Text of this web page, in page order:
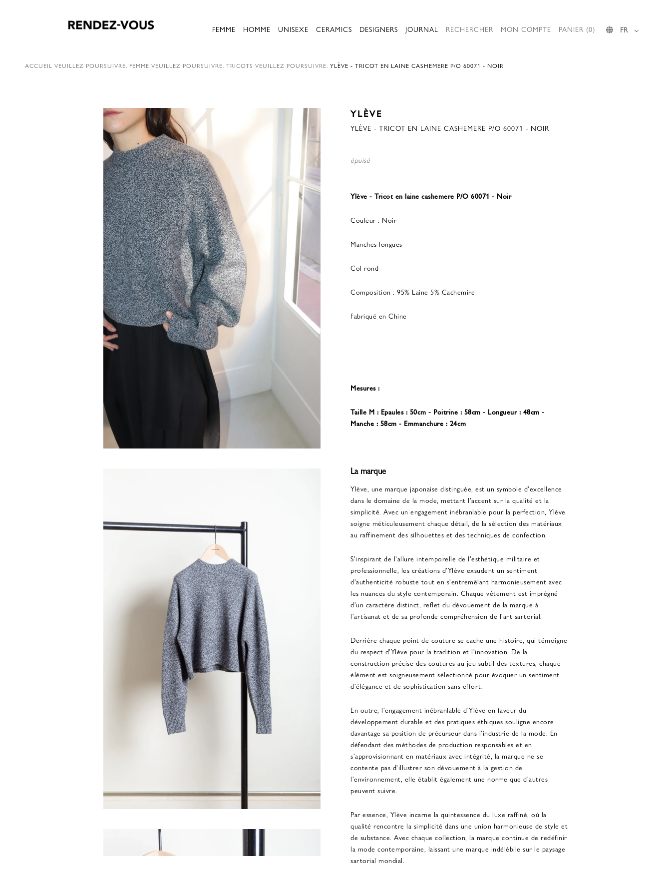
FEMME HOMME UNISEXE CERAMICS DESIGNERS JOURNAL RECHERCHER MON COMPTE PANIER (0) FR
ACCUEIL VEUILLEZ POURSUIVRE. FEMME VEUILLEZ POURSUIVRE. TRICOTS VEUILLEZ POURSUIVRE. YLÈVE - TRICOT EN LAINE CASHEMERE P/O 60071 - NOIR
YLÈVE
YLÈVE - TRICOT EN LAINE CASHEMERE P/O 60071 - NOIR
épuisé
Ylève - Tricot en laine cashemere P/O 60071 - Noir
Couleur : Noir
Manches longues
Col rond
Composition : 95% Laine 5% Cachemire
Fabriqué en Chine
Mesures :
Taille M : Epaules : 50cm - Poitrine : 58cm - Longueur : 48cm -
Manche : 58cm - Emmanchure : 24cm
La marque
Ylève, une marque japonaise distinguée, est un symbole d'excellence
dans le domaine de la mode, mettant l'accent sur la qualité et la
simplicité. Avec un engagement inébranlable pour la perfection, Ylève
soigne méticuleusement chaque détail, de la sélection des matériaux
au raffinement des silhouettes et des techniques de confection.
S'inspirant de l'allure intemporelle de l'esthétique militaire et
professionnelle, les créations d'Ylève exsudent un sentiment
d'authenticité robuste tout en s'entremêlant harmonieusement avec
les nuances du style contemporain. Chaque vêtement est imprégné
d'un caractère distinct, reflet du dévouement de la marque à
l'artisanat et de sa profonde compréhension de l'art sartorial.
Derrière chaque point de couture se cache une histoire, qui témoigne
du respect d'Ylève pour la tradition et l'innovation. De la
construction précise des coutures au jeu subtil des textures, chaque
élément est soigneusement sélectionné pour évoquer un sentiment
d'élégance et de sophistication sans effort.
En outre, l'engagement inébranlable d'Ylève en faveur du
développement durable et des pratiques éthiques souligne encore
davantage sa position de précurseur dans l'industrie de la mode. En
défendant des méthodes de production responsables et en
s'approvisionnant en matériaux avec intégrité, la marque ne se
contente pas d'illustrer son dévouement à la gestion de
l'environnement, elle établit également une norme que d'autres
peuvent suivre.
Par essence, Ylève incarne la quintessence du luxe raffiné, où la
qualité rencontre la simplicité dans une union harmonieuse de style et
de substance. Avec chaque collection, la marque continue de redéfinir
la mode contemporaine, laissant une marque indélébile sur le paysage
sartorial mondial.